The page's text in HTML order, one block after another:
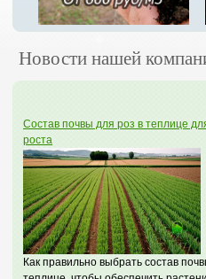
Новости нашей
Состав почвы для роз в теплице
роста
Как правильно выбрать состав